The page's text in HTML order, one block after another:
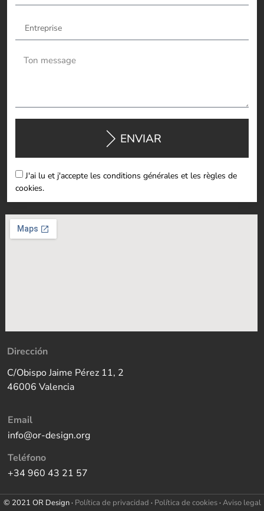
J'ai lu et j'accepte les conditions générales et les règles de
cookies.
ENVIAR
Dirección
C/Obispo Jaime Pérez 11, 2
46006 Valencia
Email
info@or-design.org
Teléfono
+34 960 43 21 57
© 2021 OR Design · Política de privacidad · Política de cookies·Aviso legal